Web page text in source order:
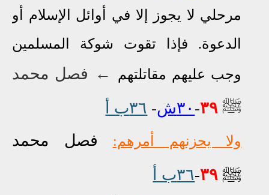
مرحلي لا يجوز إلا في أوائل الإسلام أو
الدعوة. فإذا تقوت شوكة المسلمين
وجب عليهم مقاتلتهم
← فصل محمد
ﷺ ٣٩- ٣٠ش - ٣٦ب أ
ولا يحزنهم أمرهم: فصل محمد
ﷺ ٣٩-٣٦ب أ